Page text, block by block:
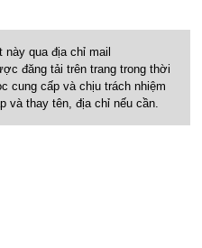
qua địa chỉ mail
đăng tải trên trang trong thời
cung cấp và chịu trách nhiệm
và thay tên, địa chỉ nếu cần.